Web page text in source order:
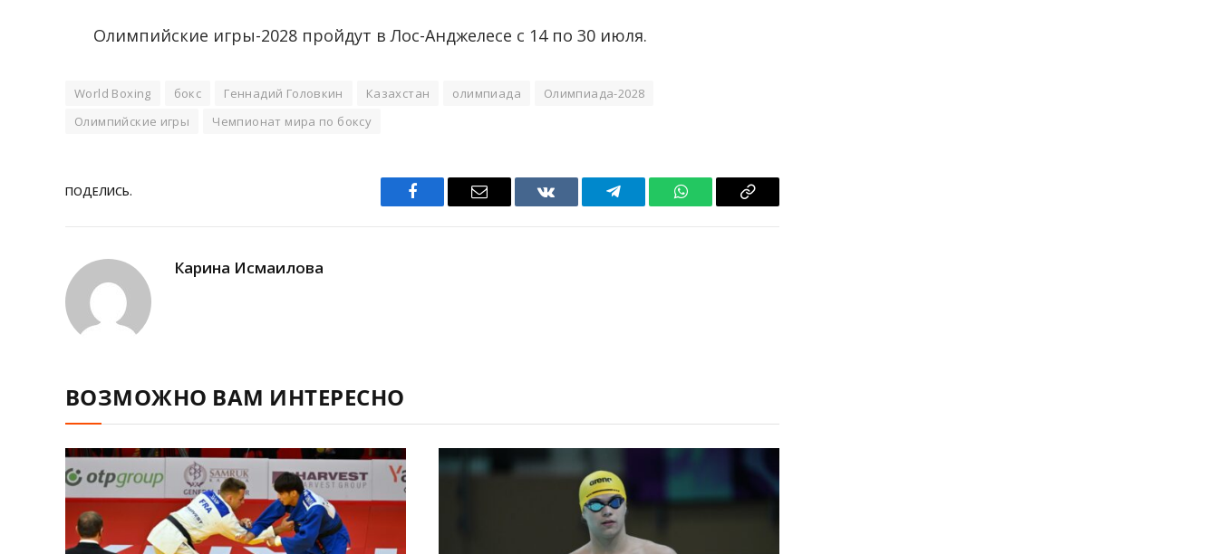
Олимпийские игры-2028 пройдут в Лос-Анджелесе с 14 по 30 июля.
World Boxing бокс Геннадий Головкин Казахстан олимпиада
Олимпиада-2028
Олимпийские игры
Чемпионат мира по боксу
ПОДЕЛИCЬ.
Facebook Email VKontakteTelegram WhatsAppCopy
Карина Исмаилова
ВОЗМОЖНО ВАМ ИНТЕРЕСНО